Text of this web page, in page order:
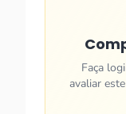
Faça
avaliar